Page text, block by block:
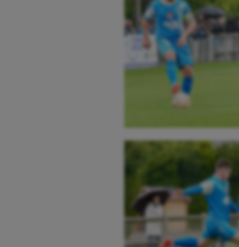
Canoë-kayak
Cerf Volant
Cheerleading
Crossfit